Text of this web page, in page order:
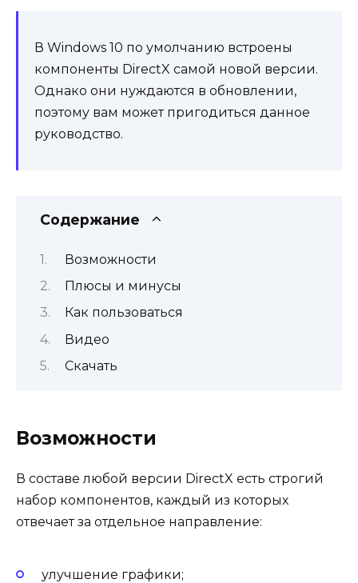
В Windows 10 по умолчанию встроены
компоненты DirectX самой новой версии.
Однако они нуждаются в обновлении,
поэтому вам может пригодиться данное
руководство.
Содержание
Возможности
Плюсы и минусы
Как пользоваться
Видео
Скачать
Возможности
В составе любой версии DirectX есть строгий
набор компонентов, каждый из которых
отвечает за отдельное направление:
улучшение графики;